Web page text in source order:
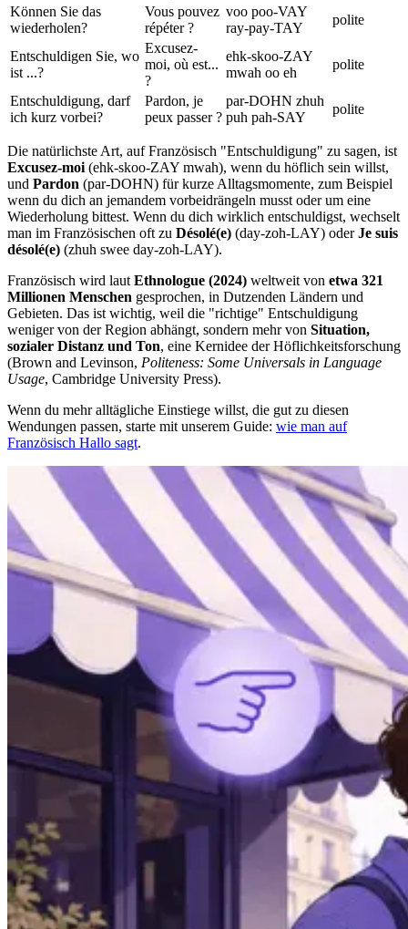
Können Sie das
wiederholen?
Vous pouvez
répéter ?
voo poo-VAY
ray-pay-TAY
polite
Entschuldigen Sie, wo
ist ...?
Excusez-
moi, où est...
?
ehk-skoo-ZAY
mwah oo eh
polite
Entschuldigung, darf
ich kurz vorbei?
Pardon, je
peux passer ?
par-DOHN zhuh
puh pah-SAY
polite
Die natürlichste Art, auf Französisch "Entschuldigung" zu sagen, ist
Excusez-moi (ehk-skoo-ZAY mwah), wenn du höflich sein willst,
und Pardon (par-DOHN) für kurze Alltagsmomente, zum Beispiel
wenn du dich an jemandem vorbeidrängeln musst oder um eine
Wiederholung bittest. Wenn du dich wirklich entschuldigst, wechselt
man im Französischen oft zu Désolé(e) (day-zoh-LAY) oderJe suis
désolé(e) (zhuh swee day-zoh-LAY).
Französisch wird laut Ethnologue (2024) weltweit von etwa 321
Millionen Menschen gesprochen, in Dutzenden Ländern und
Gebieten. Das ist wichtig, weil die "richtige" Entschuldigung
weniger von der Region abhängt, sondern mehr von Situation,
sozialer Distanz und Ton, eine Kernidee der Höflichkeitsforschung
(Brown and Levinson, Politeness: Some Universals in Language
Usage, Cambridge University Press).
Wenn du mehr alltägliche Einstiege willst, die gut zu diesen
Wendungen passen, starte mit unserem Guide: wie man auf
Französisch Hallo sagt.